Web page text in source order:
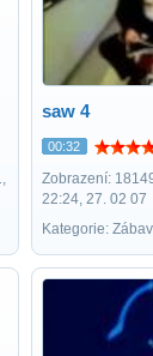
saw 4
00:32
Zobrazení:
22:24, 27. 02 07
Kategorie: